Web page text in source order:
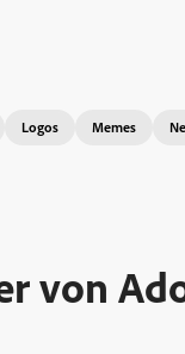
Logos Memes
von